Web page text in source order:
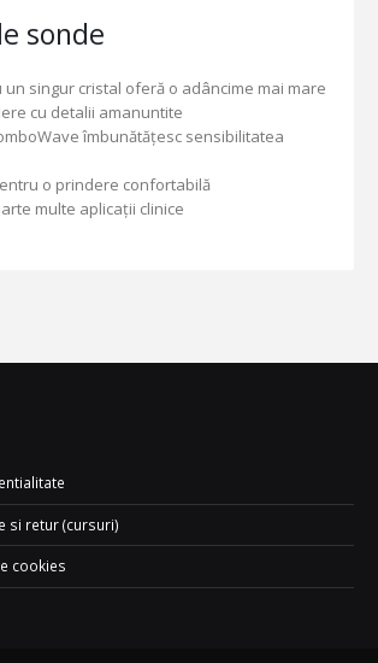
sonde
un singur cristal oferă o adâncime mai mare
cu detalii amanuntite
îmbunătățesc sensibilitatea
o prindere confortabilă
multe aplicații clinice
si retur (cursuri)
cookies